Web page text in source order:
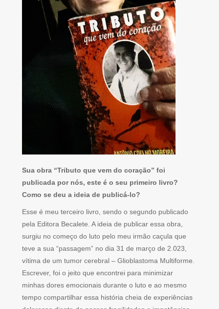
Sua obra “Tributo que vem do coração” foi
publicada por nós, este é o seu primeiro livro?
Como se deu a ideia de publicá-lo?
Esse é meu terceiro livro, sendo o segundo publicado
pela Editora Becalete. A ideia de publicar essa obra,
surgiu no começo do luto pelo meu irmão caçula que
teve a sua “passagem” no dia 31 de março de 2.023,
vítima de um tumor cerebral – Glioblastoma Multiforme.
Escrever, foi o jeito que encontrei para minimizar
minhas dores emocionais durante o luto e ao mesmo
tempo compartilhar essa história cheia de experiências